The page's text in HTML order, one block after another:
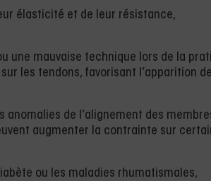
élasticité et de leur résistance,
une mauvaise technique lors de la
les tendons, favorisant l’apparition de
anomalies de l’alignement des
augmenter la contrainte sur
ou les maladies rhumatismales,